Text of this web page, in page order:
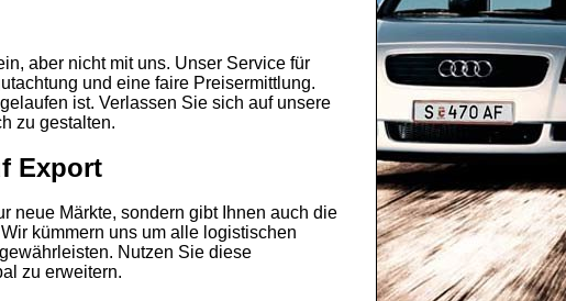
aber nicht mit uns. Unser Service für
und eine faire Preisermittlung.
ist. Verlassen Sie sich auf unsere
zu gestalten.
Export
neue Märkte, sondern gibt Ihnen auch die
kümmern uns um alle logistischen
Nutzen Sie diese
zu erweitern.